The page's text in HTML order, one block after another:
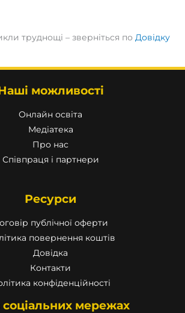
труднощі – зверніться по Довідку
можливості
Онлайн освіта
Медіатека
Про нас
Співпраця і партнери
Ресурси
публічної оферти
повернення коштів
Довідка
Контакти
конфіденційності
мережах